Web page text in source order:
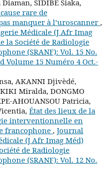
SIDIBE Siaka,
rare de
manquer à l’uroscanner ,
Médicale (J Afr Imag
la Société de Radiologie
(SRANF): Vol. 15 No.
Volume 15 Numéro 4 Oct.-
AKANNI Djivèdé,
Miralda, DONGMO
AHOUANSOU Patricia,
État des lieux de la
interventionnelle en
francophone , Journal
(J Afr Imag Méd)
de Radiologie
(SRANF): Vol. 12 No.